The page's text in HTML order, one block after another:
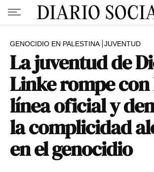
GENOCIDIO EN PALESTINA JUVENTUD
La juventud de
Linke rompe con
línea oficial y
la complicidad
en el genocidio